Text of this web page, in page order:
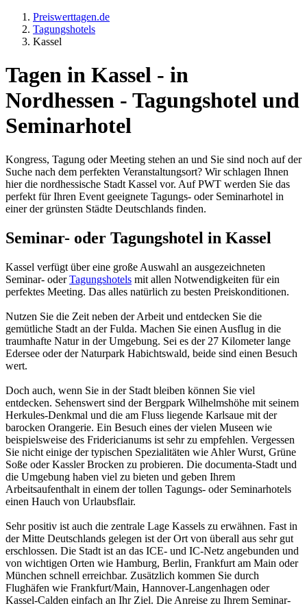
Preiswerttagen.de
Tagungshotels
Kassel
Tagen in Kassel - in
Nordhessen - Tagungshotel und
Seminarhotel
Kongress, Tagung oder Meeting stehen an und Sie sind noch auf der
Suche nach dem perfekten Veranstaltungsort? Wir schlagen Ihnen
hier die nordhessische Stadt Kassel vor. Auf PWT werden Sie das
perfekt für Ihren Event geeignete Tagungs- oder Seminarhotel in
einer der grünsten Städte Deutschlands finden.
Seminar- oder Tagungshotel in Kassel
Kassel verfügt über eine große Auswahl an ausgezeichneten
Seminar- oderTagungshotels mit allen Notwendigkeiten für ein
perfektes Meeting. Das alles natürlich zu besten Preiskonditionen.
Nutzen Sie die Zeit neben der Arbeit und entdecken Sie die
gemütliche Stadt an der Fulda. Machen Sie einen Ausflug in die
traumhafte Natur in der Umgebung. Sei es der 27 Kilometer lange
Edersee oder der Naturpark Habichtswald, beide sind einen Besuch
wert.
Doch auch, wenn Sie in der Stadt bleiben können Sie viel
entdecken. Sehenswert sind der Bergpark Wilhelmshöhe mit seinem
Herkules-Denkmal und die am Fluss liegende Karlsaue mit der
barocken Orangerie. Ein Besuch eines der vielen Museen wie
beispielsweise des Fridericianums ist sehr zu empfehlen. Vergessen
Sie nicht einige der typischen Spezialitäten wie Ahler Wurst, Grüne
Soße oder Kassler Brocken zu probieren. Die documenta-Stadt und
die Umgebung haben viel zu bieten und geben Ihrem
Arbeitsaufenthalt in einem der tollen Tagungs- oder Seminarhotels
einen Hauch von Urlaubsflair.
Sehr positiv ist auch die zentrale Lage Kassels zu erwähnen. Fast in
der Mitte Deutschlands gelegen ist der Ort von überall aus sehr gut
erschlossen. Die Stadt ist an das ICE- und IC-Netz angebunden und
von wichtigen Orten wie Hamburg, Berlin, Frankfurt am Main oder
München schnell erreichbar. Zusätzlich kommen Sie durch
Flughäfen wie Frankfurt/Main, Hannover-Langenhagen oder
Kassel-Calden einfach an Ihr Ziel. Die Anreise zu Ihrem Seminar-